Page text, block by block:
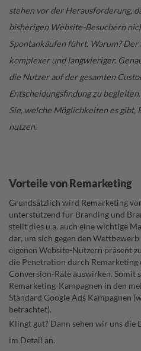
stehen vor der Herausforderung,
bisherigen Website-Besuchern
Spontankäufen führt. Warum? Der
komplexer und langwieriger.
die Nutzer auf der gesamten
Entscheidungsfindung zu
Sie, welche Möglichkeiten es gibt,
nutzen.
Vorteile von Remarketing
Grundsätzlich wird Remarketing
unterstützend für Branding und
stellt dies u.a. auch eine wichtige
dar, um sich gegen den
eigenen Website-Nutzern präsent
die Penetration durch
Conversion-Rate auswirken. Somit
Remarketing-Kampagnen in den
Standard Google Ads Kampagnen
betrachtet).
Klingt gut? Dann sehen wir uns die
im Detail an.